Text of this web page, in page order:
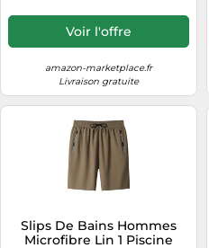
Voir l'offre
amazon-marketplace.fr
Livraison gratuite
Slips De Bains Hommes
Microfibre Lin 1 Piscine